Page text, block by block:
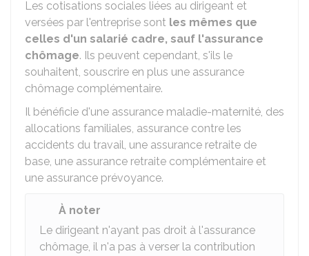
Les cotisations sociales liées au dirigeant et
versées par l'entreprise sont les mêmes que
celles d'un salarié cadre, sauf l'assurance
chômage. Ils peuvent cependant, s'ils le
souhaitent, souscrire en plus une assurance
chômage complémentaire.
Il bénéficie d'une assurance maladie-maternité, des
allocations familiales, assurance contre les
accidents du travail, une assurance retraite de
base, une assurance retraite complémentaire et
une assurance prévoyance.
À noter
Le dirigeant n'ayant pas droit à l'assurance
chômage, il n'a pas à verser la contribution